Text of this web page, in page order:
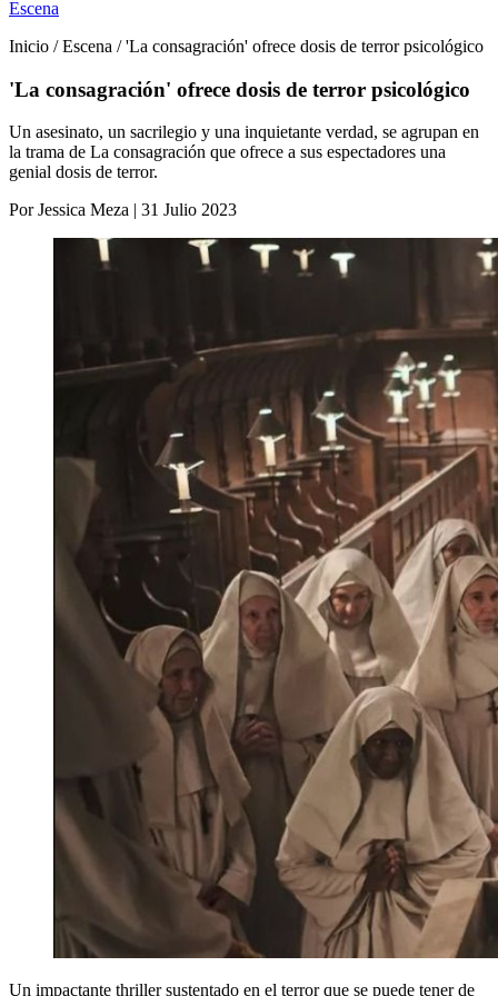
Escena
Inicio / Escena / 'La consagración' ofrece dosis de terror psicológico
'La consagración' ofrece dosis de terror psicológico
Un asesinato, un sacrilegio y una inquietante verdad, se agrupan en
la trama de La consagración que ofrece a sus espectadores una
genial dosis de terror.
Por Jessica Meza | 31 Julio 2023
Un impactante thriller sustentado en el terror que se puede tener de